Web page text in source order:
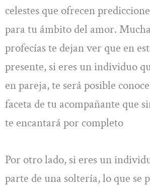
celestes que ofrecen
para tu ámbito del amor.
profecías te dejan ver que en
presente, si eres un individuo
en pareja, te será posible
faceta de tu acompañante que
te encantará por completo
Por otro lado, si eres un
parte de una soltería, lo que se